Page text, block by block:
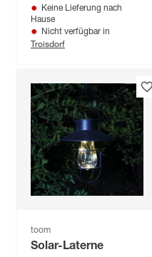
Keine Lieferung nach
Hause
Nicht verfügbar in
Troisdorf
toom
Solar-Laterne